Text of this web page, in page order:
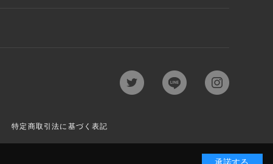
特定商取引法に基づく表記